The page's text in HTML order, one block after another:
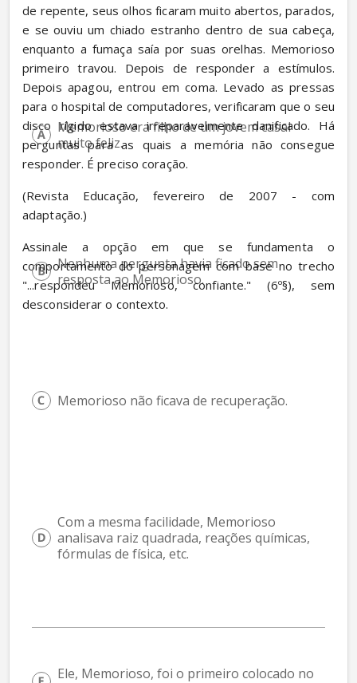
de repente, seus olhos ficaram muito abertos, parados,
e se ouviu um chiado estranho dentro de sua cabeça,
enquanto a fumaça saía por suas orelhas. Memorioso
primeiro travou. Depois de responder a estímulos.
Depois apagou, entrou em coma. Levado as pressas
para o hospital de computadores, verificaram que o seu
disco rígido estava irreparavelmente danificado. Há
perguntas para as quais a memória não consegue
responder. É preciso coração.
(Revista Educação, fevereiro de 2007 - com
adaptação.)
Assinale a opção em que se fundamenta o
comportamento do personagem com base no trecho
"...respondeu Memorioso, confiante." (6º§), sem
desconsiderar o contexto.
Memorioso era filho de um jovem casal
muito feliz.
Nenhuma pergunta havia ficado sem
resposta ao Memorioso.
Memorioso não ficava de recuperação.
Com a mesma facilidade, Memorioso
analisava raiz quadrada, reações químicas,
fórmulas de física, etc.
Ele, Memorioso, foi o primeiro colocado no